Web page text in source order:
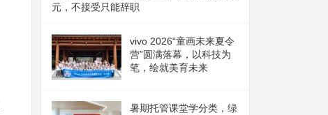
元，不接受只能辞职
vivo 2026“童画未来夏令
营”圆满落幕，以科技为
笔，绘就美育未来
暑期托管课堂学分类，绿